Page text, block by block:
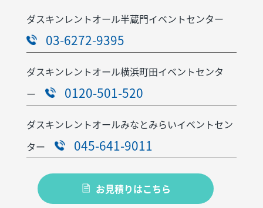
ダスキンレントオール半蔵門イベントセンター
03-6272-9395
ダスキンレントオール横浜町田イベントセンタ
ー
0120-501-520
ダスキンレントオールみなとみらいイベントセン
ター
045-641-9011
お見積りはこちら